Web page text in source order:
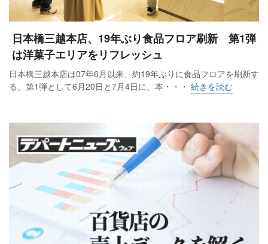
日本橋三越本店、19年ぶり食品フロア刷新 第1弾
は洋菓子エリアをリフレッシュ
日本橋三越本店は07年6月以来、約19年ぶりに食品フロアを刷新す
る。第1弾として6月20日と7月4日に、本・・・ 続きを読む